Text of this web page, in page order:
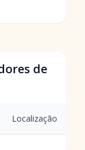
de
Localização